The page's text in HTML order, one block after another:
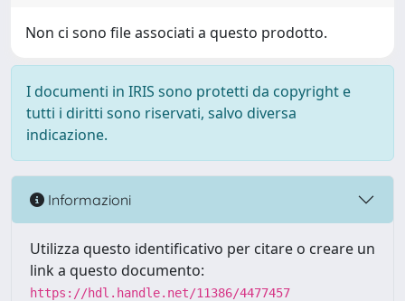
Non ci sono file associati a questo prodotto.
I documenti in IRIS sono protetti da copyright e
tutti i diritti sono riservati, salvo diversa
indicazione.
Informazioni
Utilizza questo identificativo per citare o creare un
link a questo documento:
https://hdl.handle.net/11386/4477457